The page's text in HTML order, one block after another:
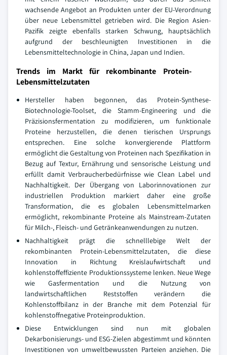
wachsende Angebot an Produkten unter der EU-Verordnung
über neue Lebensmittel getrieben wird. Die Region Asien-
Pazifik zeigte ebenfalls starken Schwung, hauptsächlich
aufgrund der beschleunigten Investitionen in die
Lebensmitteltechnologie in China, Japan und Indien.
Trends im Markt für rekombinante Protein-
Lebensmittelzutaten
Hersteller haben begonnen, das Protein-Synthese-
Biotechnologie-Toolset, die Stamm-Engineering und die
Präzisionsfermentation zu modifizieren, um funktionale
Proteine herzustellen, die denen tierischen Ursprungs
entsprechen. Eine solche konvergierende Plattform
ermöglicht die Gestaltung von Proteinen nach Spezifikation in
Bezug auf Textur, Ernährung und sensorische Leistung und
erfüllt damit Verbraucherbedürfnisse wie Clean Label und
Nachhaltigkeit. Der Übergang von Laborinnovationen zur
industriellen Produktion markiert daher eine große
Transformation, die es globalen Lebensmittelmarken
ermöglicht, rekombinante Proteine als Mainstream-Zutaten
für Milch-, Fleisch- und Getränkeanwendungen zu nutzen.
Nachhaltigkeit prägt die schnelllebige Welt der
rekombinanten Protein-Lebensmittelzutaten, die diese
Innovation in Richtung Kreislaufwirtschaft und
kohlenstoffeffiziente Produktionssysteme lenken. Neue Wege
wie Gasfermentation und die Nutzung von
landwirtschaftlichen Reststoffen verändern die
Kohlenstoffbilanz in der Branche mit dem Potenzial für
kohlenstoffnegative Proteinproduktion.
Diese Entwicklungen sind nun mit globalen
Dekarbonisierungs- und ESG-Zielen abgestimmt und könnten
Investitionen von umweltbewussten Parteien anziehen. Die